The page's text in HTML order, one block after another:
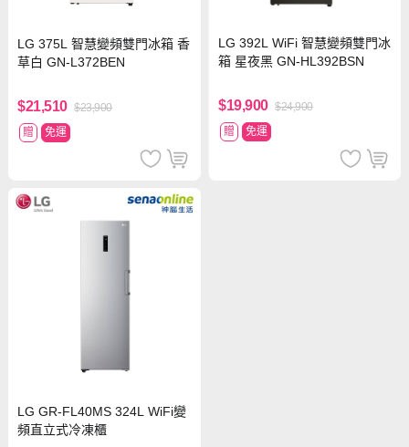
LG 375L 智慧變頻雙門冰箱 香
草白 GN-L372BEN
$21,510 $23,900
贈
免運
LG 392L WiFi 智慧變頻雙門冰
箱 星夜黑 GN-HL392BSN
$19,900 $24,900
贈
免運
LG GR-FL40MS 324L WiFi變
頻直立式冷凍櫃